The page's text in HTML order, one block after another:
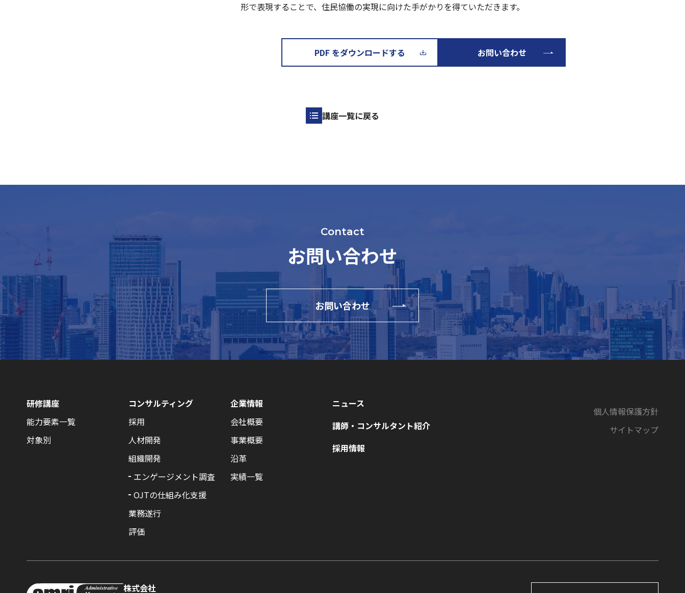
形で表現することで、住民協働の実現に向けた手がかりを得ていただきます。
PDF をダウンロードする お問い合わせ
講座一覧に戻る
Contact
お問い合わせ
お問い合わせ
研修講座
能力要素一覧
対象別
コンサルティング
採用
人材開発
組織開発
エンゲージメント調査
OJTの仕組み化支援
業務遂行
評価
企業情報
会社概要
事業概要
沿革
実績一覧
ニュース
講師・コンサルタント紹介
採用情報
個人情報保護方針
サイトマップ
株式会社